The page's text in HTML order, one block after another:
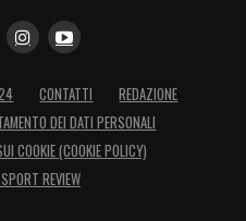
CONTATTI
REDAZIONE
DEI DATI PERSONALI
COOKIE (COOKIE POLICY)
REVIEW